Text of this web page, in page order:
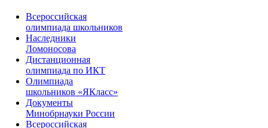
Всероссийская
олимпиада школьников
Наследники
Ломоносова
Дистанционная
олимпиада по ИКТ
Олимпиада
школьников «ЯКласс»
Документы
Минобрнауки России
Всероссийская